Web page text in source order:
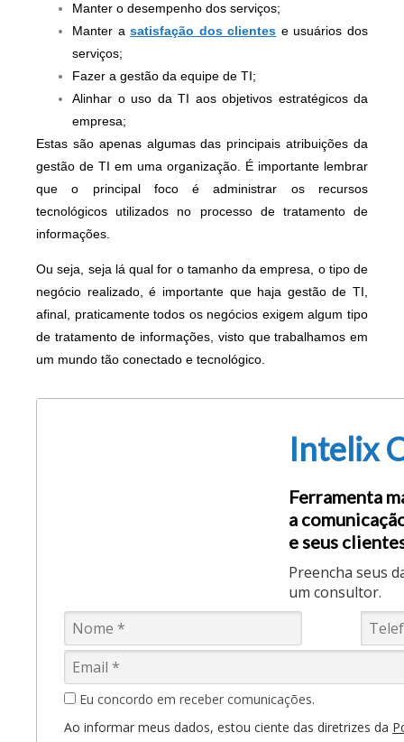
Manter o desempenho dos serviços;
Manter a satisfação dos clientes e usuários dos
serviços;
Fazer a gestão da equipe de TI;
Alinhar o uso da TI aos objetivos estratégicos da
empresa;
Estas são apenas algumas das principais atribuições da
gestão de TI em uma organização. É importante lembrar
que o principal foco é administrar os recursos
tecnológicos utilizados no processo de tratamento de
informações.
Ou seja, seja lá qual for o tamanho da empresa, o tipo de
negócio realizado, é importante que haja gestão de TI,
afinal, praticamente todos os negócios exigem algum tipo
de tratamento de informações, visto que trabalhamos em
um mundo tão conectado e tecnológico.
Intelix
Ferramenta
a
e seus
Preencha seus
um consultor.
Eu concordo em receber comunicações.
Ao informar meus dados, estou ciente das diretrizes da